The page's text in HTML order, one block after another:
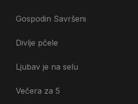
Gospodin Savršeni
Divlje pčele
Ljubav je na selu
Večera za 5